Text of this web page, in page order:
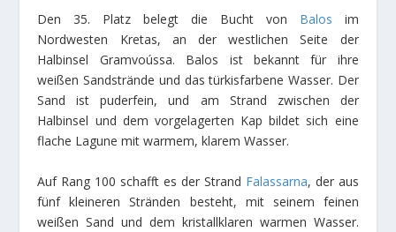
Den 35. Platz belegt die Bucht von Balos im
Nordwesten Kretas, an der westlichen Seite der
Halbinsel Gramvoússa. Balos ist bekannt für ihre
weißen Sandstrände und das türkisfarbene Wasser. Der
Sand ist puderfein, und am Strand zwischen der
Halbinsel und dem vorgelagerten Kap bildet sich eine
flache Lagune mit warmem, klarem Wasser.
Auf Rang 100 schafft es der Strand Falassarna, der aus
fünf kleineren Stränden besteht, mit seinem feinen
weißen Sand und dem kristallklaren warmen Wasser.